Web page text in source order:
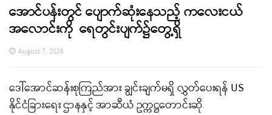
အောင်ပန်းတွင် ပျောက်ဆုံးနေသည့် ကလေးငယ်
အလောင်းကို ရေတွင်းပျက်၌တွေ့ရှိ
August 7, 2026
ဒေါ်အောင်ဆန်းစုကြည်အား ချွင်းချက်မရှိ လွှတ်ပေးရန် US
နိုင်ငံခြားရေး ဌာနနှင့် အာဆီယံ ဥက္ကဋ္ဌတောင်းဆို